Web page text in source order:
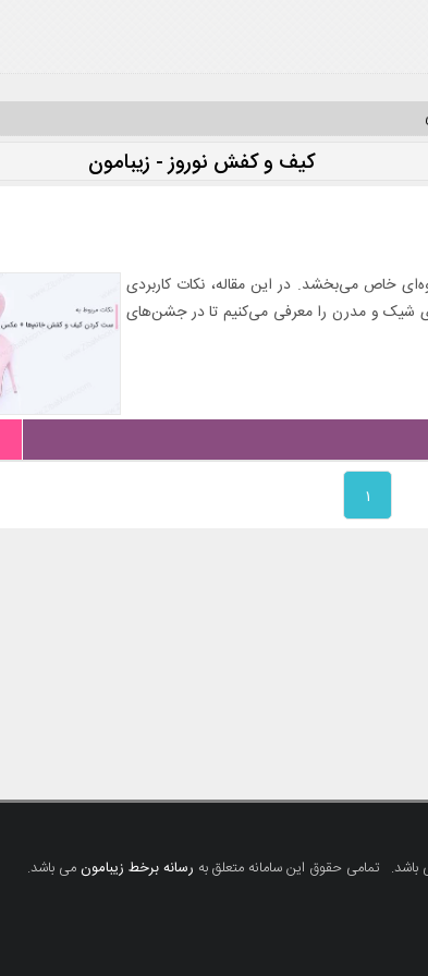
کیف و کفش نوروز - زیبامون
جلوه‌ای خاص می‌بخشد. در این مقاله، نکات کاربردی
شیک و مدرن را معرفی می‌کنیم تا در جشن‌های
۱
باشد. تمامی حقوق این سامانه متعلق به رسانه برخط زیبامونمی باشد.